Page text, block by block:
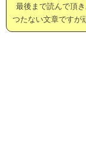
最後まで読んで頂
つたない文章ですが